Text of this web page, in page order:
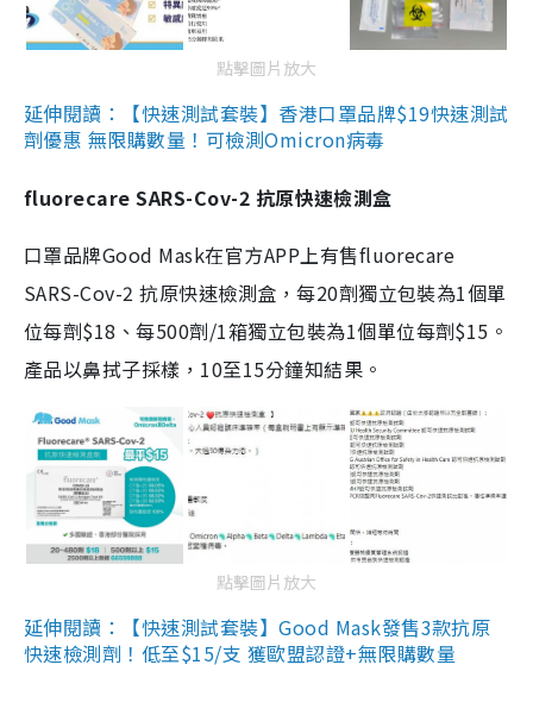
點擊圖片放大
延伸閱讀：【快速測試套裝】香港口罩品牌$19快速測試
劑優惠 無限購數量！可檢測Omicron病毒
fluorecare SARS-Cov-2 抗原快速檢測盒
口罩品牌Good Mask在官方APP上有售fluorecare
SARS-Cov-2 抗原快速檢測盒，每20劑獨立包裝為1個單
位每劑$18、每500劑/1箱獨立包裝為1個單位每劑$15。
產品以鼻拭子採樣，10至15分鐘知結果。
點擊圖片放大
延伸閱讀：【快速測試套裝】Good Mask發售3款抗原
快速檢測劑！低至$15/支 獲歐盟認證+無限購數量